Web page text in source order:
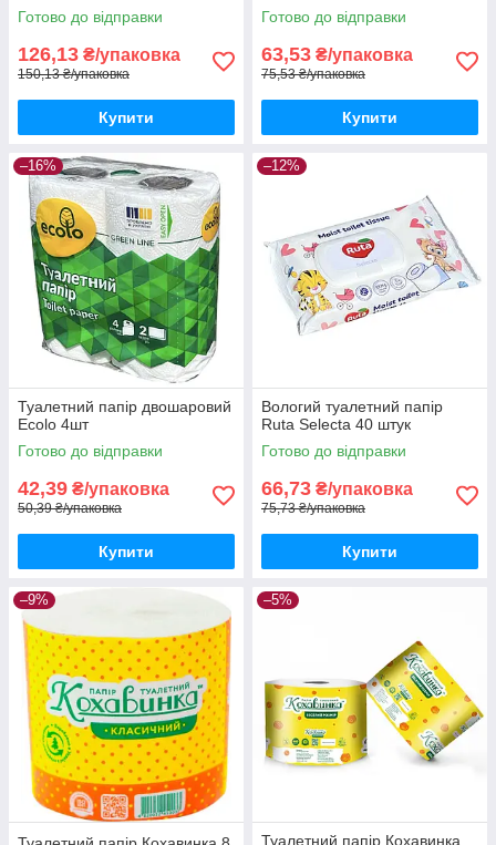
Готово до відправки
126,13 ₴/упаковка
150,13 ₴/упаковка
Купити
Готово до відправки
63,53 ₴/упаковка
75,53 ₴/упаковка
Купити
–16%
Туалетний папір двошаровий
Ecolo 4шт
Готово до відправки
42,39 ₴/упаковка
50,39 ₴/упаковка
Купити
–12%
Вологий туалетний папір
Ruta Selecta 40 штук
Готово до відправки
66,73 ₴/упаковка
75,73 ₴/упаковка
Купити
–9% –5%
Туалетний папір Кохавинка